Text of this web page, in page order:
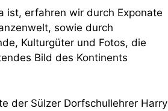
ist, erfahren wir durch Exponate
sowie durch
Kulturgüter und Fotos, die
Bild des Kontinents
der Sülzer Dorfschullehrer Harry